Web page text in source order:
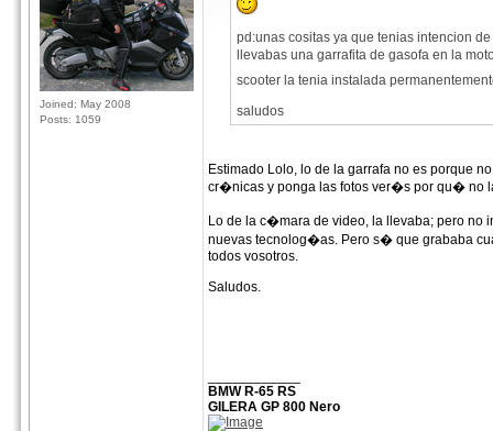
Joined: May 2008
Posts: 1059
pd:unas cositas ya que tenias intencion
llevabas una garrafita de gasofa en la
scooter la tenia instalada
saludos
Estimado Lolo, lo de la garrafa no es porque
cr�nicas y ponga las fotos ver�s por qu� no
Lo de la c�mara de video, la llevaba; pero no
nuevas tecnolog�as. Pero s� que grababa
todos vosotros.
Saludos.
BMW R-65 RS
GILERA GP 800 Nero